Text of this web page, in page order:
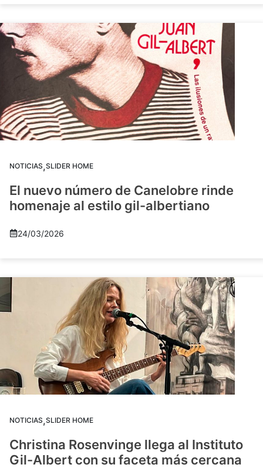
NOTICIAS,SLIDER HOME
El nuevo número de Canelobre rinde
homenaje al estilo gil-albertiano
24/03/2026
NOTICIAS,SLIDER HOME
Christina Rosenvinge llega al Instituto
Gil-Albert con su faceta más cercana